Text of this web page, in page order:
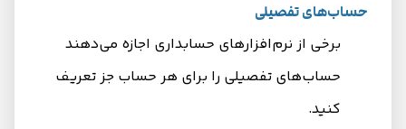
حساب‌های تفصیلی
برخی از نرم‌افزارهای حسابداری اجازه می‌دهند
حساب‌های تفصیلی را برای هر حساب جز تعریف
کنید.